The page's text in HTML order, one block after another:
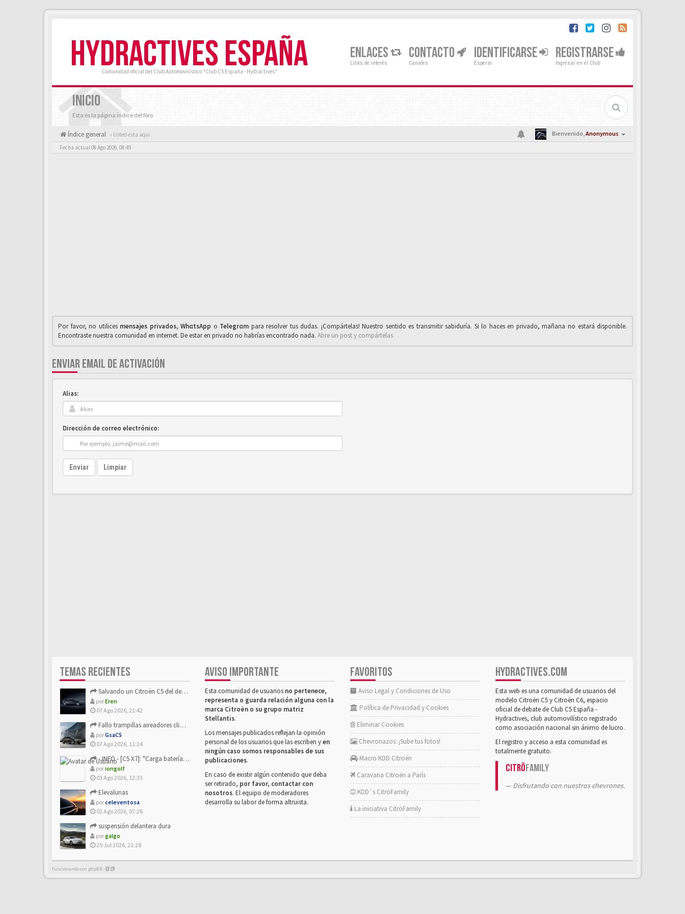
HYDRACTIVES ESPAÑA
Comunidad oficial del Club Automovilístico "Club C5 España - Hydractives"
ENLACES
Links de interés
CONTACTO
Canales
IDENTIFICARSE
Esperar
REGISTRARSE
Ingresar en el Club
INICIO
Esta es la página índice del foro
Índice general « Usted esta aquí Bienvenido,Anonymous
Fecha actual 08 Ago 2026, 08:49
Por favor, no utilices mensajes privados,WhαtsApp o Telegrαm para resolver tus dudas. ¡Compártelas! Nuestro sentido es transmitir sabiduría. Si lo haces en privado, mañana no estará disponible.
Encontraste nuestra comunidad en internet. De estar en privado no habrías encontrado nada. Abre un post y compártelas
ENVIAR EMAIL DE ACTIVACIÓN
Alias:
Dirección de correo electrónico:
Enviar Limpiar
TEMAS RECIENTES
Salvando un Citroën C5 del desguace: Presentación y seguimiento
porEren
07 Ago 2026, 21:42
Fallo trampillas aireadores climatizador
porGsaC5
07 Ago 2026, 11:24
- INFO - [C5 X7]: "Carga batería o alimentación eléctri...
poriongolf
03 Ago 2026, 12:33
Elevalunas
porceleventosa
02 Ago 2026, 07:26
suspensión delantera dura
porgalgo
29 Jul 2026, 21:28
AVISO IMPORTANTE
Esta comunidad de usuarios no pertenece,
representa o guarda relación alguna con la
marca Citroën o su grupo matriz
Stellantis.
Los mensajes publicados reflejan la opinión
personal de los usuarios que las escriben yen
ningún caso somos responsables de sus
publicaciones.
En caso de existir algún contenido que deba
ser retirado, por favor, contactar con
nosotros. El equipo de moderadores
desarrolla su labor de forma altruista.
FAVORITOS
Aviso Legal y Condiciones de Uso
Política de Privacidad y Cookies
Eliminar Cookies
Chevronazos: ¡Sube tus fotos!
Macro KDD Citroën
Caravana Citroën a París
KDD´s CitröFamily
La iniciativa CitröFamily
HYDRACTIVES.COM
Esta web es una comunidad de usuarios del
modelo Citroën C5 y Citroën C6, espacio
oficial de debate de Club C5 España -
Hydractives, club automovilístico registrado
como asociación nacional sin ánimo de lucro.
El registro y acceso a esta comunidad es
totalmente gratuito.
CitröFamily
Disfrutando con nuestros chevrones.
Funcionando con phpBB -